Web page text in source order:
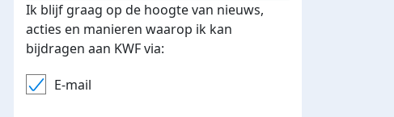
Ik blijf graag op de hoogte van nieuws,
acties en manieren waarop ik kan
bijdragen aan KWF via:
E-mail